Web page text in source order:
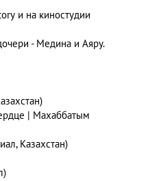
и на киностудии
- Медина и Аяру.
| Махаббатым
Казахстан)